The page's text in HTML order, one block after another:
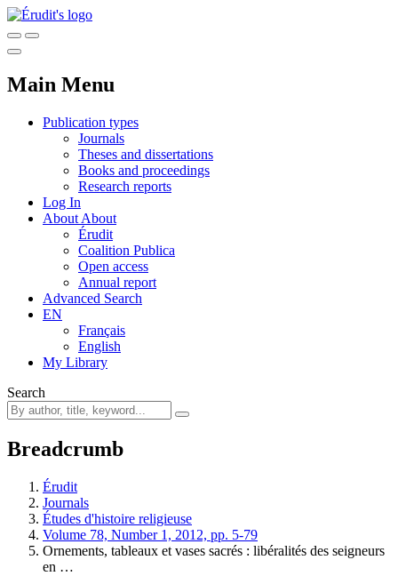
Main Menu
Publication types
Journals
Theses and dissertations
Books and proceedings
Research reports
Log In
About About
Érudit
Coalition Publica
Open access
Annual report
Advanced Search
EN
Français
English
My Library
Search
Breadcrumb
Érudit
Journals
Études d'histoire religieuse
Volume 78, Number 1, 2012, pp. 5-79
Ornements, tableaux et vases sacrés : libéralités des seigneurs
en …